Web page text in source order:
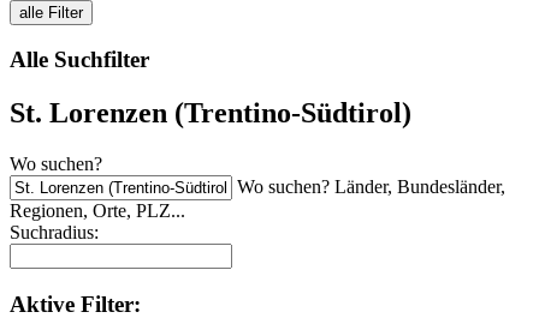
alle Filter
Alle Suchfilter
St. Lorenzen (Trentino-Südtirol)
Wo suchen?
Wo suchen? Länder, Bundesländer,
Regionen, Orte, PLZ...
Suchradius:
Aktive Filter: